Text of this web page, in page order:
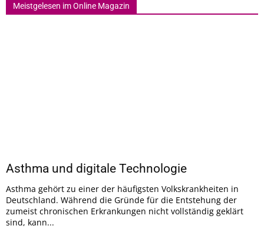
Meistgelesen im Online Magazin
Asthma und digitale Technologie
Asthma gehört zu einer der häufigsten Volkskrankheiten in
Deutschland. Während die Gründe für die Entstehung der
zumeist chronischen Erkrankungen nicht vollständig geklärt
sind, kann...